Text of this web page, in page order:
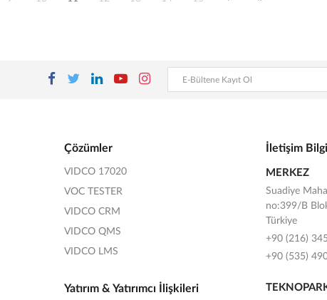
Çözümler
VIDCO 17020
VOC TESTER
VIDCO CRM
VIDCO QMS
VIDCO LMS
Yatırım & Yatırımcı İlişkileri
İletişim
MERKEZ
Suadiye
no:399/B
Türkiye
+90 (216)
+90 (535)